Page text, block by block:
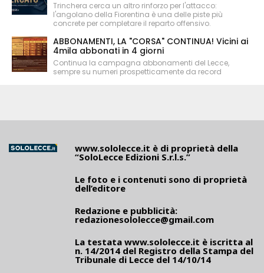
Trinchera cerca un altro rinforzo per l'attacco:
l'angolano della Fiorentina è una delle piste più
concrete per completare il reparto offensivo.
ABBONAMENTI, LA "CORSA" CONTINUA! Vicini ai
4mila abbonati in 4 giorni
Continua la campagna abbonamenti del Lecce,
sempre su numeri prospetticamente da record
www.sololecce.it è di proprietà della
“SoloLecce Edizioni S.r.l.s.”
Le foto e i contenuti sono di proprietà
dell’editore
Redazione e pubblicità:
redazionesololecce@gmail.com
La testata www.sololecce.it è iscritta al
n. 14/2014 del Registro della Stampa del
Tribunale di Lecce del 14/10/14